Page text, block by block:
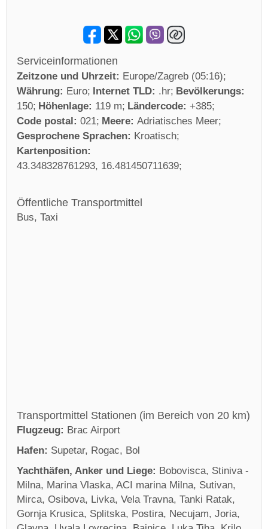
Serviceinformationen
Zeitzone und Uhrzeit: Europe/Zagreb (05:16)
Währung: Euro Internet TLD: .hr Bevölkerungs:
150 Höhenlage: 119 m Ländercode: +385
Code postal: 021 Meere: Adriatisches Meer
Gesprochene Sprachen: Kroatisch
Kartenposition:
43.348328761293, 16.481450711639
Öffentliche Transportmittel
Bus, Taxi
Transportmittel Stationen (im Bereich von 20 km)
Flugzeug: Brac Airport
Hafen: Supetar, Rogac, Bol
Yachthäfen, Anker und Liege: Bobovisca, Stiniva -
Milna, Marina Vlaska, ACI marina Milna, Sutivan,
Mirca, Osibova, Livka, Vela Travna, Tanki Ratak,
Gornja Krusica, Splitska, Postira, Necujam, Joria,